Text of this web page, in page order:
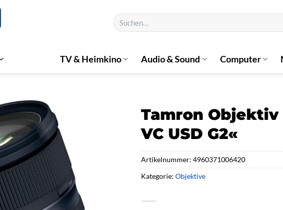
Suchen
nach:
TV & Heimkino Audio & Sound Computer
Tamron Objektiv
VC USD G2«
Artikelnummer:4960371006420
Kategorie:Objektive